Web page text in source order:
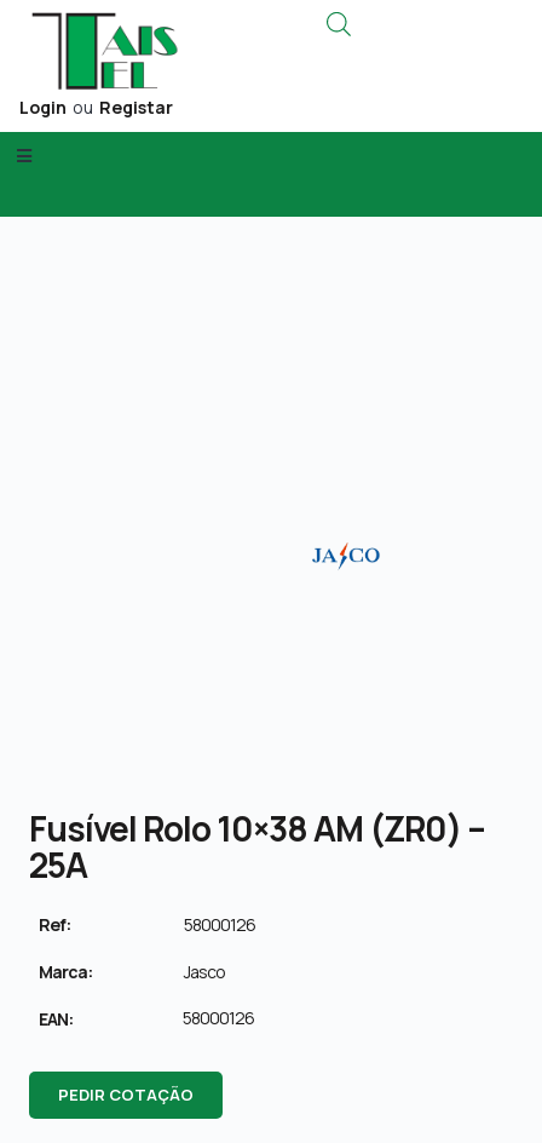
Login ou Registar
Fusível Rolo 10×38 AM (ZR0) –
25A
Ref: 58000126
Marca: Jasco
EAN: 58000126
PEDIR COTAÇÃO